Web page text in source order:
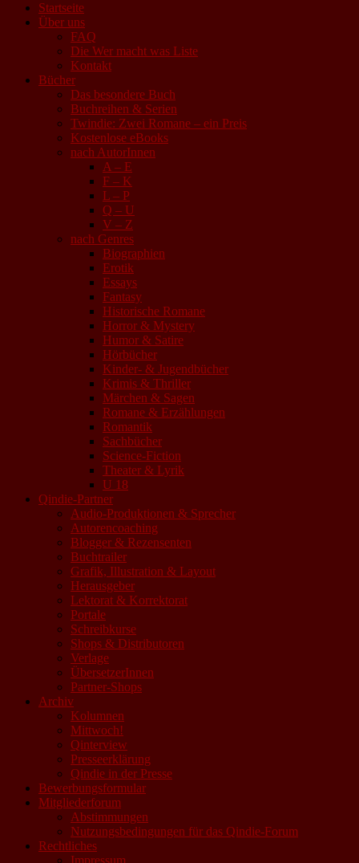
Startseite
Über uns
FAQ
Die Wer macht was Liste
Kontakt
Bücher
Das besondere Buch
Buchreihen & Serien
Twindie: Zwei Romane – ein Preis
Kostenlose eBooks
nach AutorInnen
A – E
F – K
L – P
Q – U
V – Z
nach Genres
Biographien
Erotik
Essays
Fantasy
Historische Romane
Horror & Mystery
Humor & Satire
Hörbücher
Kinder- & Jugendbücher
Krimis & Thriller
Märchen & Sagen
Romane & Erzählungen
Romantik
Sachbücher
Science-Fiction
Theater & Lyrik
U 18
Qindie-Partner
Audio-Produktionen & Sprecher
Autorencoaching
Blogger & Rezensenten
Buchtrailer
Grafik, Illustration & Layout
Herausgeber
Lektorat & Korrektorat
Portale
Schreibkurse
Shops & Distributoren
Verlage
ÜbersetzerInnen
Partner-Shops
Archiv
Kolumnen
Mittwoch!
Qinterview
Presseerklärung
Qindie in der Presse
Bewerbungsformular
Mitgliederforum
Abstimmungen
Nutzungsbedingungen für das Qindie-Forum
Rechtliches